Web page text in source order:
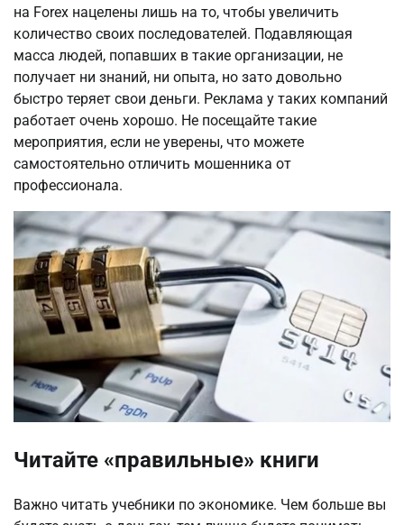
на Forex нацелены лишь на то, чтобы увеличить
количество своих последователей. Подавляющая
масса людей, попавших в такие организации, не
получает ни знаний, ни опыта, но зато довольно
быстро теряет свои деньги. Реклама у таких компаний
работает очень хорошо. Не посещайте такие
мероприятия, если не уверены, что можете
самостоятельно отличить мошенника от
профессионала.
Читайте «правильные» книги
Важно читать учебники по экономике. Чем больше вы